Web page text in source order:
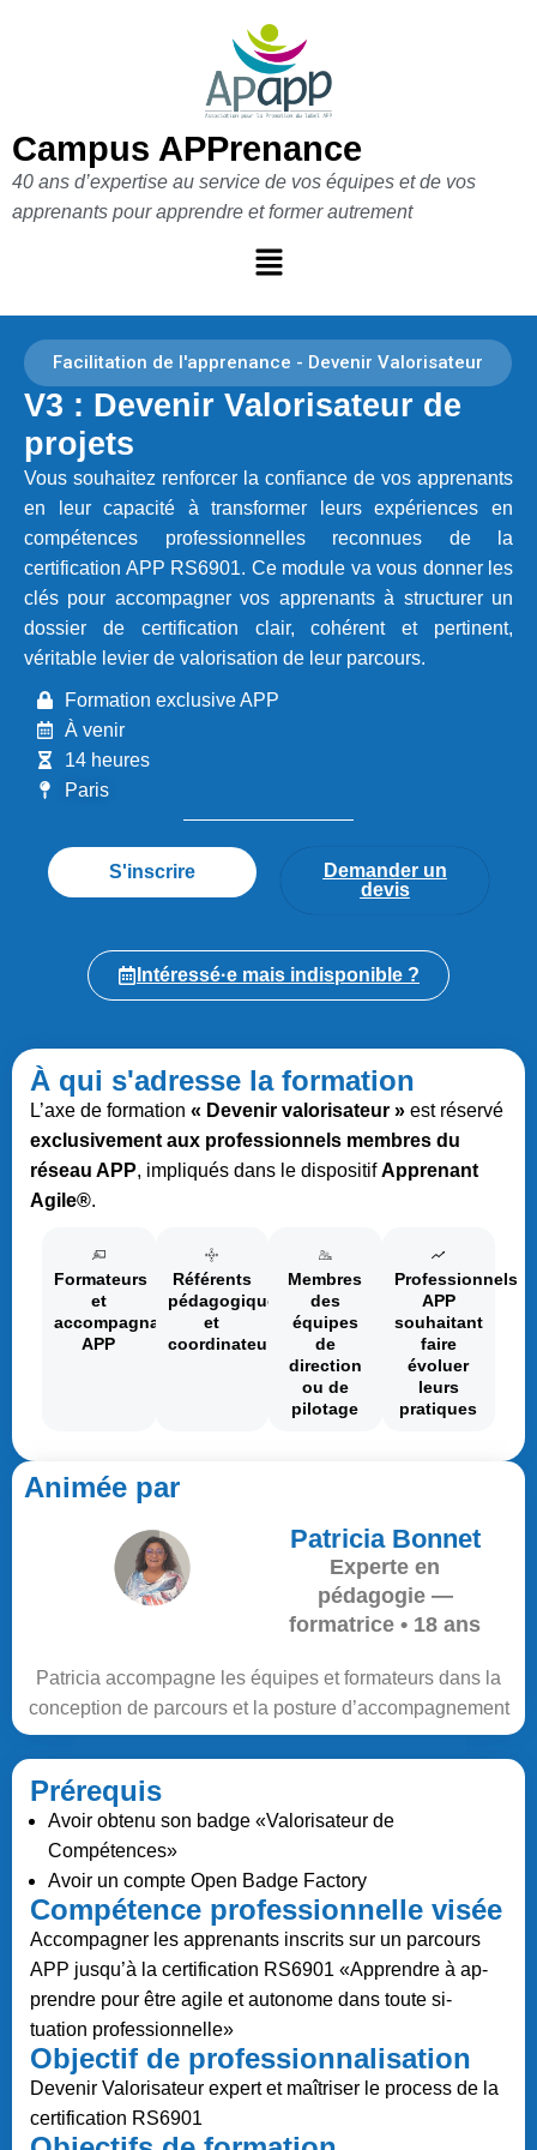
Campus APPrenance
40 ans d’expertise au service de vos équipes et de vos
apprenants pour apprendre et former autrement
Facilitation de l'apprenance - Devenir Valorisateur
V3 : Devenir Valorisateur de
projets
Vous souhaitez renforcer la confiance de vos apprenants
en leur capacité à transformer leurs expériences en
compétences professionnelles reconnues de la
certification APP RS6901. Ce module va vous donner les
clés pour accompagner vos apprenants à structurer un
dossier de certification clair, cohérent et pertinent,
véritable levier de valorisation de leur parcours.
Formation exclusive APP
À venir
14 heures
Paris
S'inscrire
Demander un
devis
Intéressé·e mais indisponible ?
À qui s'adresse la formation
L’axe de formation « Devenir valorisateur » est réservé
exclusivement aux professionnels membres du
réseau APP, impliqués dans le dispositifApprenant
Agile®.
Formateurs
et
accompagnateurs
APP
Référents
pédagogiques
et
coordinateurs
Membres
des
équipes
de
direction
ou de
pilotage
Professionnels
APP
souhaitant
faire
évoluer
leurs
pratiques
Animée par
Patricia Bonnet
Experte en
pédagogie —
formatrice • 18 ans
Patricia accompagne les équipes et formateurs dans la
conception de parcours et la posture d’accompagnement
Prérequis
Avoir obtenu son badge «Valorisateur de
Compétences»
Avoir un compte Open Badge Factory
Compétence professionnelle visée
Accompagner les apprenants inscrits sur un parcours
APP jusqu’à la certification RS6901 «Apprendre à ap-
prendre pour être agile et autonome dans toute si-
tuation professionnelle»
Objectif de professionnalisation
Devenir Valorisateur expert et maîtriser le process de la
certification RS6901